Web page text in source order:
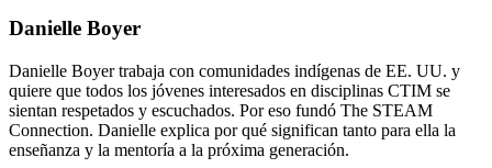
Danielle Boyer
Danielle Boyer trabaja con comunidades indígenas de EE. UU. y
quiere que todos los jóvenes interesados en disciplinas CTIM se
sientan respetados y escuchados. Por eso fundó The STEAM
Connection. Danielle explica por qué significan tanto para ella la
enseñanza y la mentoría a la próxima generación.